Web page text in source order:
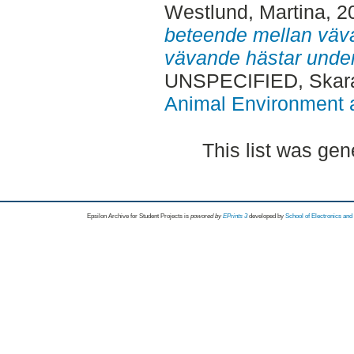
Westlund, Martina,
beteende mellan
vävande hästar
UNSPECIFIED,
Animal Environment
This list was
Epsilon Archive for Student Projects is powored byEPrints 3 developed by School of Electronics